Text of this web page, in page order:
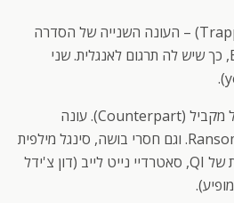
לכודים (Trapped) – העונה השנייה של הסדרה
האיסלנדית הגיעה אל BBC, כך שיש לה תרגום לאנגלית. שני
בנוסף פרק אחרון לגמרי של מקביל (Counterpart). עונה
שלישית של סדרת המתח Ransom. וגם חסרי בושה, סינגל מילפית
(SMILF), הגרסה המורחבת של QI, סאטרדיי נייט לייב (דון צ'ידל